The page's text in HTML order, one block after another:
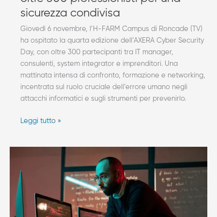
sicurezza condivisa
Giovedì 6 novembre, l’H-FARM Campus di Roncade (TV)
ha ospitato la quarta edizione dell’AXERA Cyber Security
Day, con oltre 300 partecipanti tra IT manager,
consulenti, system integrator e imprenditori. Una
mattinata intensa di confronto, formazione e networking,
incentrata sul ruolo cruciale dell’errore umano negli
attacchi informatici e sugli strumenti per prevenirlo.
Leggi tutto »
entra
nel
ecco